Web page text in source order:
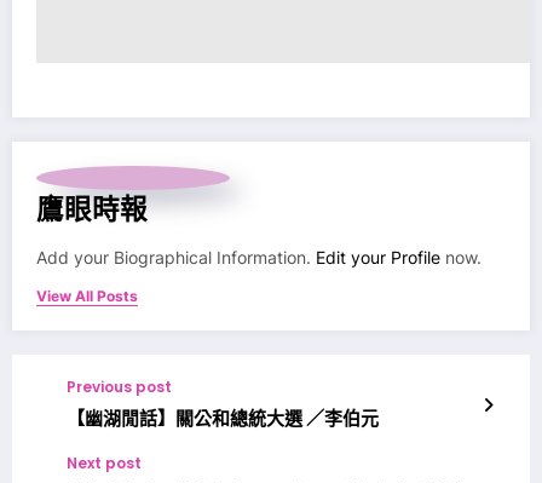
鷹眼時報
Add your Biographical Information. Edit your Profile now.
View All Posts
Previous post
【幽湖閒話】關公和總統大選 ／李伯元
Next post